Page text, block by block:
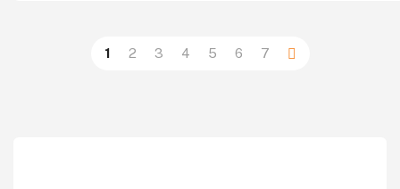
1 2 3 4 5 6 7